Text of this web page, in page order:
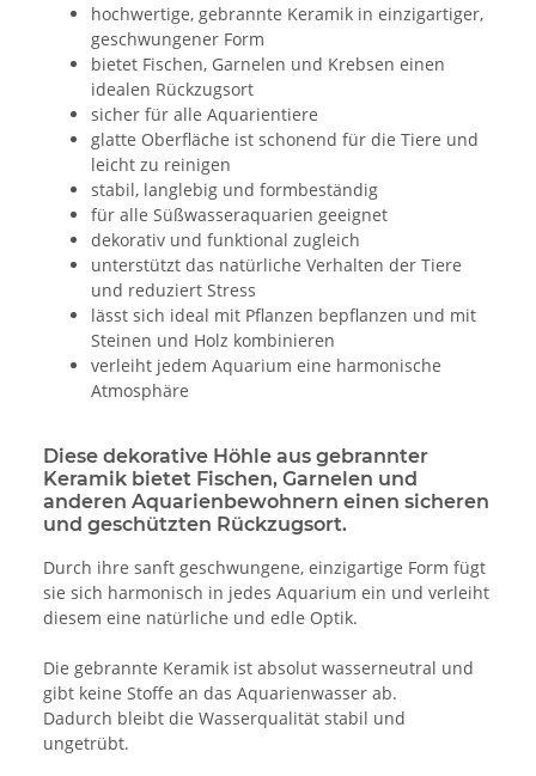
hochwertige, gebrannte Keramik in einzigartiger,
geschwungener Form
bietet Fischen, Garnelen und Krebsen einen
idealen Rückzugsort
sicher für alle Aquarientiere
glatte Oberfläche ist schonend für die Tiere und
leicht zu reinigen
stabil, langlebig und formbeständig
für alle Süßwasseraquarien geeignet
dekorativ und funktional zugleich
unterstützt das natürliche Verhalten der Tiere
und reduziert Stress
lässt sich ideal mit Pflanzen bepflanzen und mit
Steinen und Holz kombinieren
verleiht jedem Aquarium eine harmonische
Atmosphäre
Diese dekorative Höhle aus gebrannter
Keramik bietet Fischen, Garnelen und
anderen Aquarienbewohnern einen sicheren
und geschützten Rückzugsort.
Durch ihre sanft geschwungene, einzigartige Form fügt
sie sich harmonisch in jedes Aquarium ein und verleiht
diesem eine natürliche und edle Optik.
Die gebrannte Keramik ist absolut wasserneutral und
gibt keine Stoffe an das Aquarienwasser ab.
Dadurch bleibt die Wasserqualität stabil und
ungetrübt.